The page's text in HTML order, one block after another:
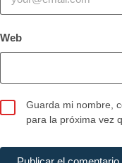
Web
Guarda mi nombre,
para la próxima vez